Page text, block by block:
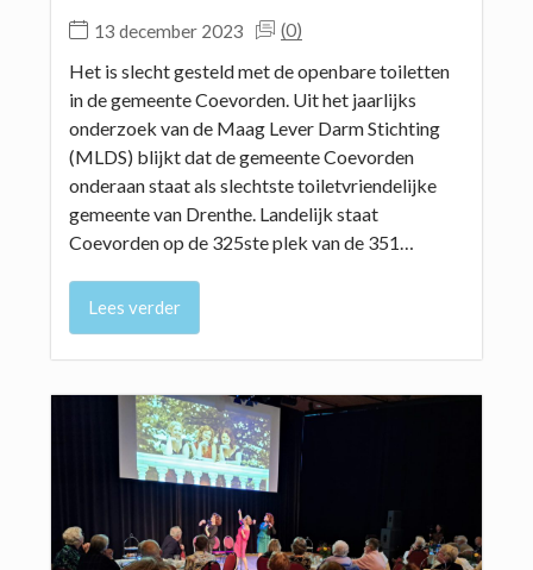
13 december 2023 (0)
Het is slecht gesteld met de openbare toiletten
in de gemeente Coevorden. Uit het jaarlijks
onderzoek van de Maag Lever Darm Stichting
(MLDS) blijkt dat de gemeente Coevorden
onderaan staat als slechtste toiletvriendelijke
gemeente van Drenthe. Landelijk staat
Coevorden op de 325ste plek van de 351…
Lees verder